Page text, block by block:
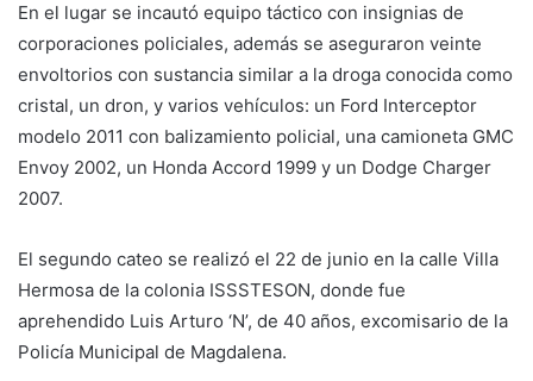
En el lugar se incautó equipo táctico con insignias de
corporaciones policiales, además se aseguraron veinte
envoltorios con sustancia similar a la droga conocida como
cristal, un dron, y varios vehículos: un Ford Interceptor
modelo 2011 con balizamiento policial, una camioneta GMC
Envoy 2002, un Honda Accord 1999 y un Dodge Charger
2007.
El segundo cateo se realizó el 22 de junio en la calle Villa
Hermosa de la colonia ISSSTESON, donde fue
aprehendido Luis Arturo ‘N’, de 40 años, excomisario de la
Policía Municipal de Magdalena.